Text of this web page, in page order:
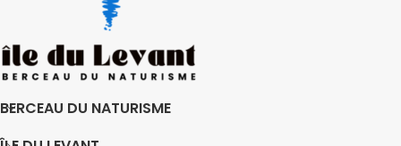
BERCEAU DU NATURISME